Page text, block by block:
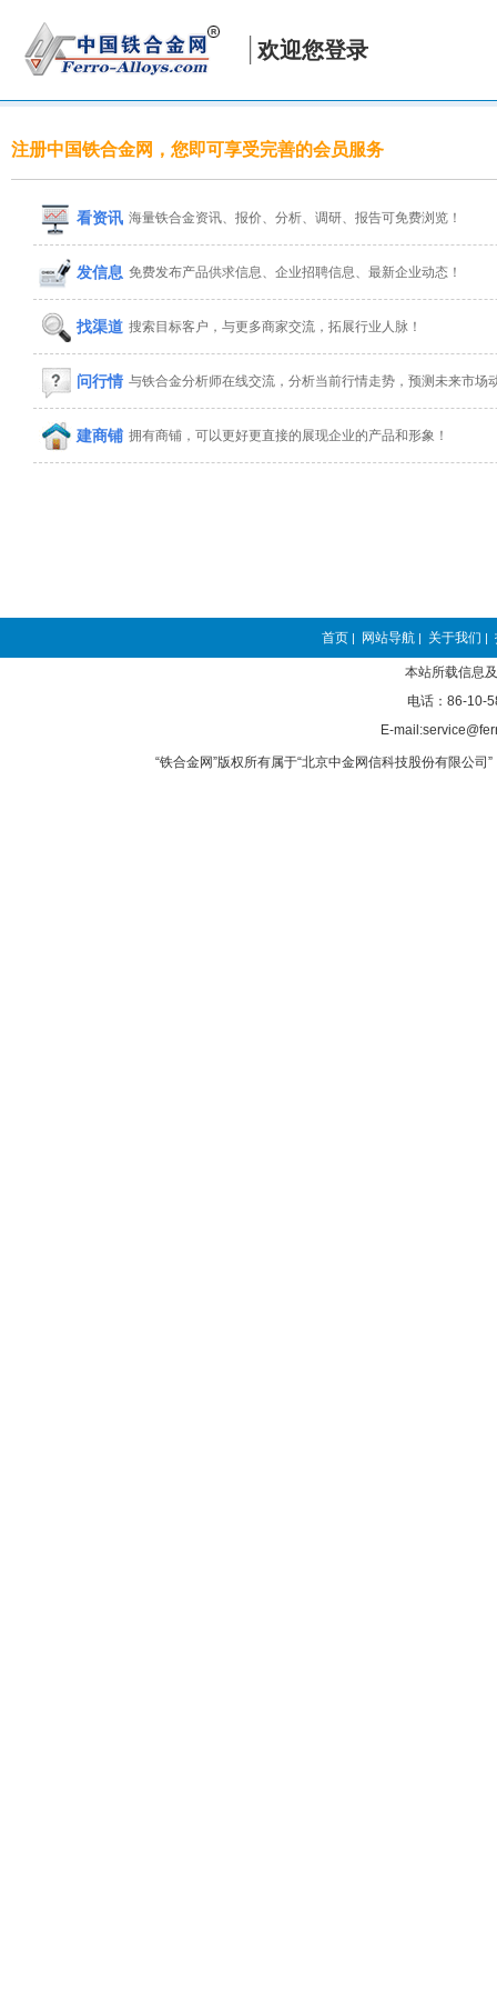
欢迎您登录
注册中国铁合金网，您即可享受完善的会员服务
看资讯 海量铁合金资讯、报价、分析、调研、报告可免费浏览！
发信息 免费发布产品供求信息、企业招聘信息、最新企业动态！
找渠道 搜索目标客户，与更多商家交流，拓展行业人脉！
问行情 与铁合金分析师在线交流，分析当前行情走势，预测未来市场
建商铺 拥有商铺，可以更好更直接的展现企业的产品和形象！
首页 | 网站导航 | 关于我们 |
本站所载信息
电话：86-10-
E-
“铁合金网”版权所有属于“北京中金网信科技股份有限公司